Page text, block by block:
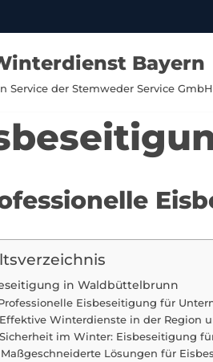
Bayern
Service der Stemweder Service GmbH
in Waldbüttelbrunn
Eisbeseitigung für
Effektive Winterdienste in der Region
Sicherheit im Winter: Eisbeseitigung
Maßgeschneiderte Lösungen für